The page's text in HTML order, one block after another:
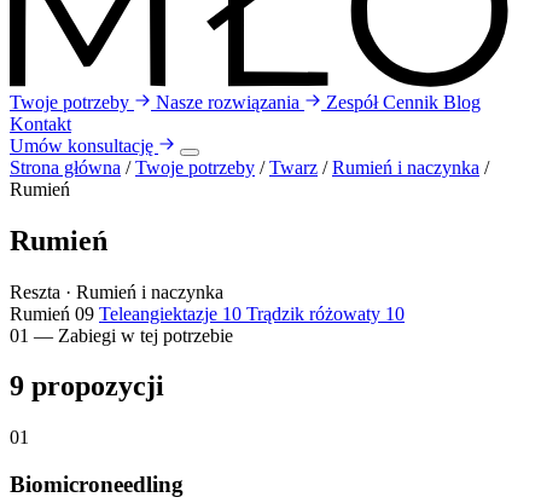
Twoje potrzeby Nasze rozwiązania ZespółCennik Blog
Kontakt
Umów konsultację
Strona główna / Twoje potrzeby / Twarz / Rumień i naczynka /
Rumień
Rumień
Reszta · Rumień i naczynka
Rumień 09 Teleangiektazje 10 Trądzik różowaty 10
01 — Zabiegi w tej potrzebie
9 propozycji
01
Biomicroneedling